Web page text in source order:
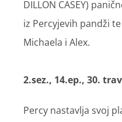
DILLON CASEY)
iz Percyjevih pandži
Michaela i Alex.
2.sez., 14.ep., 30.
Percy nastavlja svoj